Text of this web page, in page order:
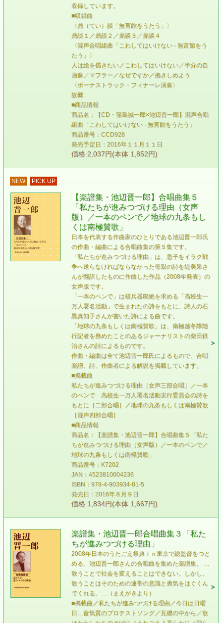
収録しています。
■収録曲
〈鼎（てい）談「無言館をうたう」〉
鼎談１／鼎談２／鼎談３／鼎談４
〈混声合唱組曲「こわしてはいけない - 無言館をう
たう」〉
人は絵を描きたい／こわしてはいけない／半分の自
画像／マフラー／なぜですか／抱きしめよう
〈ボーナストラック・フィナーレ演奏〉
故郷
■商品情報
商品名：【CD・窪島誠一郎×池辺晋一郎】混声合唱
組曲「こわしてはいけない - 無言館をうたう」
商品番号：CCD928
発売予定日：2016年１１月１１日
価格:2,037円(本体 1,852円)
NEW PICK UP
【楽譜集・池辺晋一郎】合唱曲集５
「私たちが進みつづける理由（女声
版）／一本のペンで／地球の九条もし
くは南極賛歌」
日本を代表する作曲家のひとりである池辺晋一郎氏
の作曲・編曲による合唱曲集の第５集です。
「私たちが進みつづける理由」は、息子をイラク戦
争へ送らなければならなかった母親の詩を堤美果さ
んが翻訳したものに作曲した作品（2008年発表）の
女声版です。
「一本のペンで」は核兵器廃絶を求める「高校生一
万人署名活動」で生まれたの詩をもとに、詩人の石
黒真知子さんが書いた詩による曲です。
「地球の九条もしくは南極賛歌」は、南極越冬隊随
行記者を務めたことのあるジャーナリストの柴田鉄
治さんの詩によるものです。
作曲・編曲は全て池辺晋一郎氏によるもので、合唱
楽譜、詩、作曲者による解説を掲載しています。
■掲載曲
私たちが進みつづける理由［女声三部合唱］／一本
のペンで 高校生一万人署名活動実行委員会の詩を
もとに［二部合唱］／地球の九条もしくは南極賛歌
［混声四部合唱］
■商品情報
商品名：【楽譜集・池辺晋一郎】合唱曲集５「私た
ちが進みつづける理由（女声版）／一本のペンで／
地球の九条もしくは南極賛歌」
商品番号：K7202
JAN：4523810004236
ISBN：978-4-903934-81-5
発売日：2016年８月９日
価格:1,834円(本体 1,667円)
楽譜集・池辺晋一郎合唱曲集３「私た
ちが進みつづける理由」
2008年日本のうたごえ祭典ｉｎ東京で総監督をつと
める、池辺晋一郎さんの合唱曲を集めた楽譜集。 …
歌うことで社会を変えることはできない。しかし、
歌うことはそのための連帯の意識と勇気をはぐくん
でくれる。…（まえがきより）
■掲載曲／私たちが進みつづける理由／今日は日曜
日…昔気質のプロテストソング／瓦礫の中から／歌